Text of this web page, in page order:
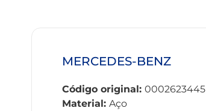
MERCEDES-BENZ
Código original: 0002623445
Material: Aço